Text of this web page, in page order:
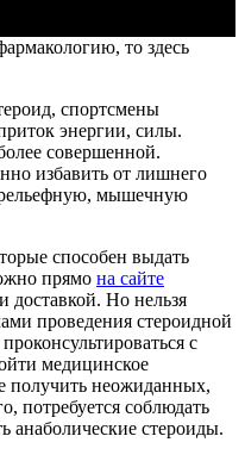
то здесь
спортсмены
энергии, силы.
совершенной.
избавить от лишнего
рельефную, мышечную
способен выдать
прямо на сайте
доставкой. Но нельзя
проведения стероидной
с
медицинское
получить неожиданных,
потребуется соблюдать
анаболические стероиды.